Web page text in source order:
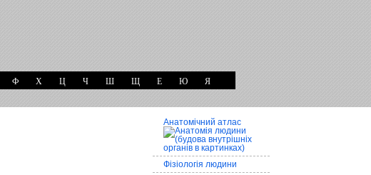
Ф Х Ц Ч Ш Щ Е Ю Я
Анатомічний атлас
Фізіологія людини